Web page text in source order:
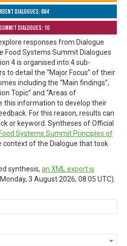
Dialogues: 684
Dialogues: 10
responses from Dialogue
Food Systems Summit Dialogues
4 is organised into 4 sub-
to detail the “Major Focus” of their
including the “Main findings”,
Topic” and “Areas of
this information to develop their
For this reason, results can
or keyword. Syntheses of Official
Food Systems Summit Principles of
context of the Dialogue that took
synthesis, an XML export is
Monday, 3 August 2026, 08:05 UTC).